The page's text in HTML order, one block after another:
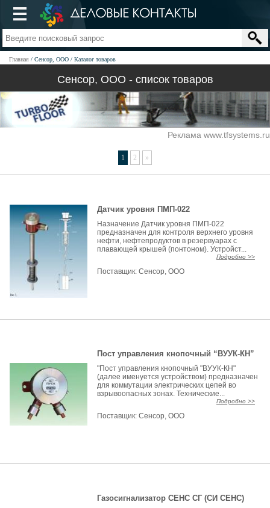
Главная Сенсор, ООО Каталог товаров
Сенсор, ООО - список товаров
Реклама www.tfsystems.ru
1 2 »
Датчик уровня ПМП-022
Назначение Датчик уровня ПМП-022
предназначен для контроля верхнего уровня
нефти, нефтепродуктов в резервуарах с
плавающей крышей (понтоном). Устройст...
Подробно >>
Поставщик:Сенсор, ООО
Пост управления кнопочный “ВУУК-КН”
"Пост управления кнопочный "ВУУК-КН"
(далее именуется устройством) предназначен
для коммутации электрических цепей во
взрывоопасных зонах. Технические...
Подробно >>
Поставщик:Сенсор, ООО
Газосигнализатор СЕНС СГ (СИ СЕНС)